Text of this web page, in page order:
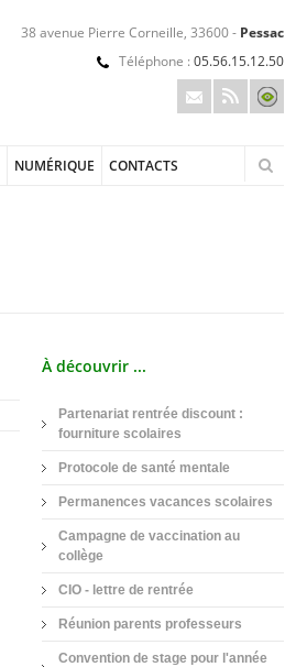
38 avenue Pierre Corneille, 33600 - Pessac
Téléphone : 05.56.15.12.50
NUMÉRIQUE CONTACTS
À découvrir ...
Partenariat rentrée discount :
fourniture scolaires
Protocole de santé mentale
Permanences vacances scolaires
Campagne de vaccination au
collège
CIO - lettre de rentrée
Réunion parents professeurs
Convention de stage pour l'année